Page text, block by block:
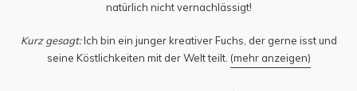
natürlich nicht vernachlässigt!
Kurz gesagt:Ich bin ein junger kreativer Fuchs, der gerne isst und
seine Köstlichkeiten mit der Welt teilt. (mehr anzeigen)